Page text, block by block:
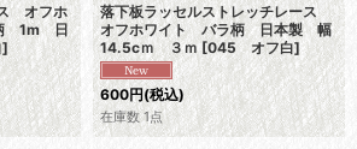
オフホ
1m 日
]
落下板ラッセルストレッチレース
オフホワイト バラ柄 日本製 幅
14.5cｍ ３ｍ [045 オフ白]
600円(税込)
在庫数 1点